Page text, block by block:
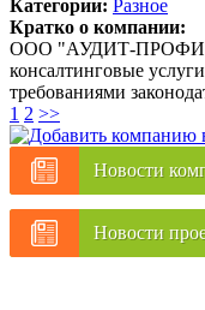
Категории: Разное
Кратко о компании:
ООО "АУДИТ-ПРОФИ"
консалтинговые
требованиями
1 2 >>
Новости
Новости